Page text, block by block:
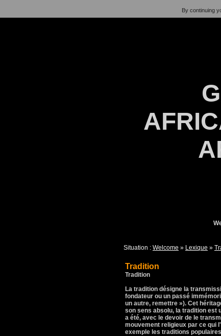
By continuing
Situation : Welcome » Lexique »
Tradition
Tradition
La tradition désigne la
fondateur ou un passé
un autre, remettre »). Cet
son sens absolu, la tradition est
a été, avec le devoir de le
mouvement religieux par ce qui
exemple les traditions